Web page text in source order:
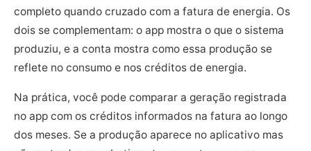
completo quando cruzado com a fatura de energia. Os
dois se complementam: o app mostra o que o sistema
produziu, e a conta mostra como essa produção se
reflete no consumo e nos créditos de energia.
Na prática, você pode comparar a geração registrada
no app com os créditos informados na fatura ao longo
dos meses. Se a produção aparece no aplicativo mas